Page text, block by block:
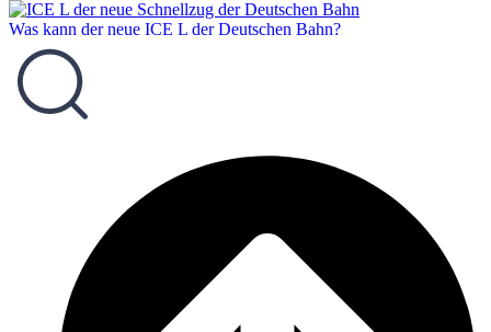
Was kann der neue ICE L der Deutschen Bahn?